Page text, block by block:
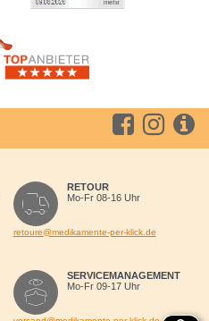
RETOUR
Mo-Fr 08-16 Uhr
retoure@medikamente-per-klick.de
SERVICEMANAGEMENT
Mo-Fr 09-17 Uhr